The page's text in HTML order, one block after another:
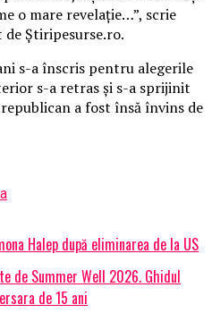
o mare revelaţie…”, scrie
de Știripesurse.ro.
s-a înscris pentru alegerile
s-a retras şi s-a sprijinit
a fost însă învins de
Halep după eliminarea de la US
de Summer Well 2026. Ghidul
de 15 ani